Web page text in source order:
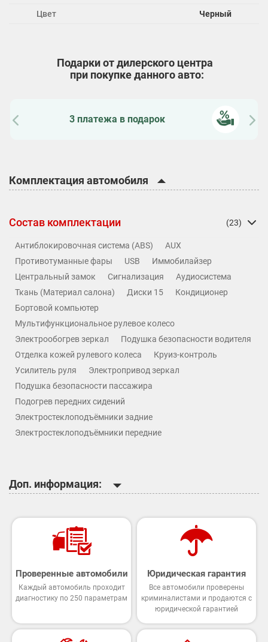
Цвет Черный
Подарки от дилерского центра
при покупке данного авто:
Зимняя резина в подарок
Комплектация автомобиля
Состав комплектации (23)
Антиблокировочная система (ABS)
AUX
Противотуманные фары
USB
Иммобилайзер
Центральный замок
Сигнализация
Аудиосистема
Ткань (Материал салона)
Диски 15
Кондиционер
Бортовой компьютер
Мультифункциональное рулевое колесо
Электрообогрев зеркал
Подушка безопасности водителя
Отделка кожей рулевого колеса
Круиз-контроль
Усилитель руля
Электропривод зеркал
Подушка безопасности пассажира
Подогрев передних сидений
Электростеклоподъёмники задние
Электростеклоподъёмники передние
Доп. информация:
Проверенные автомобили
Каждый автомобиль проходит
диагностику по 250 параметрам
Юридическая гарантия
Все автомобили проверены
криминалистами и продаются с
юридической гарантией